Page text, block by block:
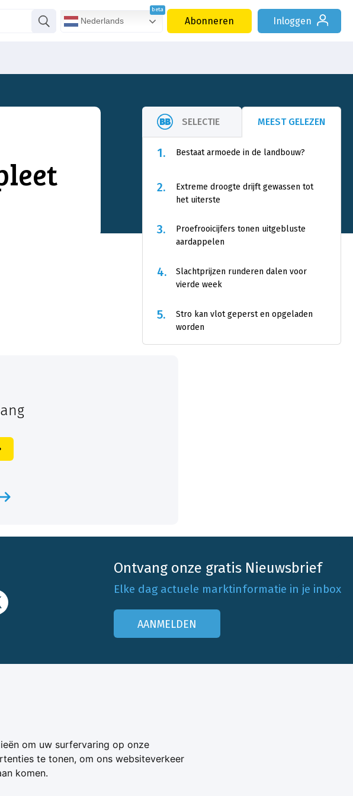
om uw surfervaring op onze
te tonen, om ons websiteverkeer
komen.
Nederlands Abonneren Inloggen
SELECTIE MEEST GELEZEN
1. Bestaat armoede in de landbouw?
2.
Extreme droogte drijft gewassen tot
het uiterste
3.
Proefrooicijfers tonen uitgebluste
aardappelen
4.
Slachtprijzen runderen dalen voor
vierde week
5.
Stro kan vlot geperst en opgeladen
worden
Ontvang onze gratis Nieuwsbrief
Elke dag actuele marktinformatie in je inbox
AANMELDEN
bij Boerenbusiness
Adverteren